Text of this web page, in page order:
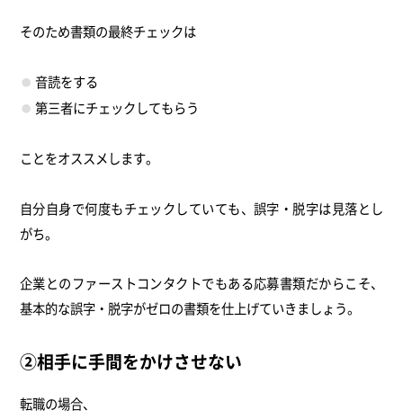
そのため書類の最終チェックは
音読をする
第三者にチェックしてもらう
ことをオススメします。
自分自身で何度もチェックしていても、誤字・脱字は見落とし
がち。
企業とのファーストコンタクトでもある応募書類だからこそ、
基本的な誤字・脱字がゼロの書類を仕上げていきましょう。
②相手に手間をかけさせない
転職の場合、